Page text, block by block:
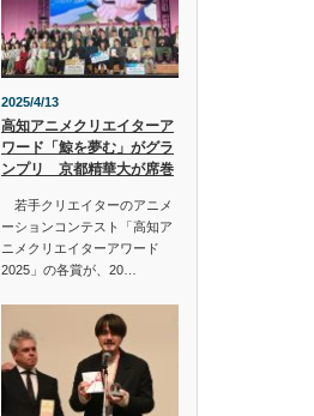
2025/4/13
高知アニメクリエイターア
ワード「鯨を夢む」がグラ
ンプリ 京都精華大が席巻
若手クリエイターのアニメ
ーションコンテスト「高知ア
ニメクリエイターアワード
2025」の各賞が、20…